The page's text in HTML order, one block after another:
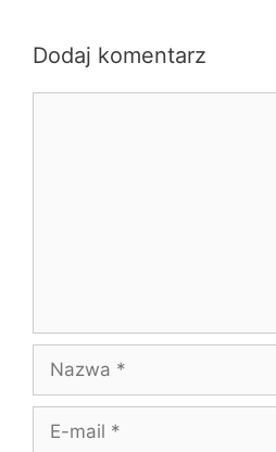
Dodaj komentarz
Nazwa